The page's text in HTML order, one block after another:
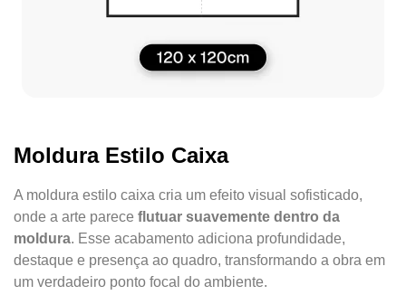
Moldura Estilo Caixa
A moldura estilo caixa cria um efeito visual sofisticado,
onde a arte parece flutuar suavemente dentro da
moldura. Esse acabamento adiciona profundidade,
destaque e presença ao quadro, transformando a obra em
um verdadeiro ponto focal do ambiente.